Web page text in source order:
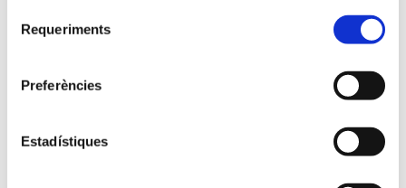
Requeriments
Preferències
Estadístiques
Barcelona